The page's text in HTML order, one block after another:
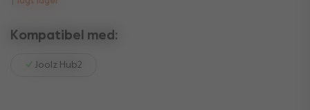
Kompatibel med:
Joolz Hub2